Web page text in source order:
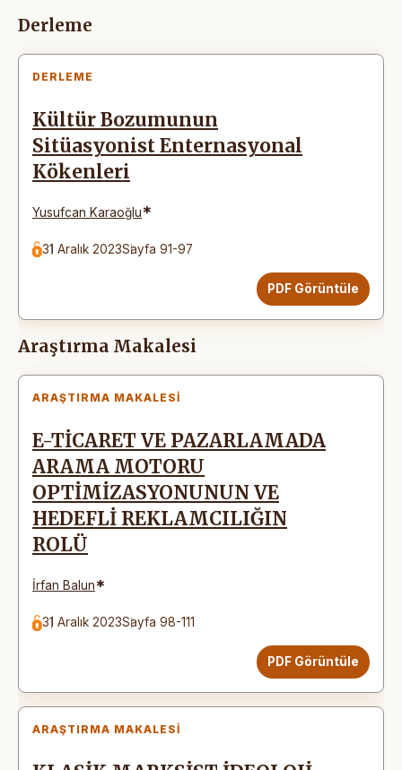
Makaleler
Derleme
DERLEME
Kültür Bozumunun
Sitüasyonist Enternasyonal
Kökenleri
Yusufcan Karaoğlu*
31 Aralık 2023Sayfa 91-97
PDF Görüntüle
Araştırma Makalesi
ARAŞTIRMA MAKALESI
E-TİCARET VE PAZARLAMADA
ARAMA MOTORU
OPTİMİZASYONUNUN VE
HEDEFLİ REKLAMCILIĞIN
ROLÜ
İrfan Balun*
31 Aralık 2023Sayfa 98-111
PDF Görüntüle
ARAŞTIRMA MAKALESI